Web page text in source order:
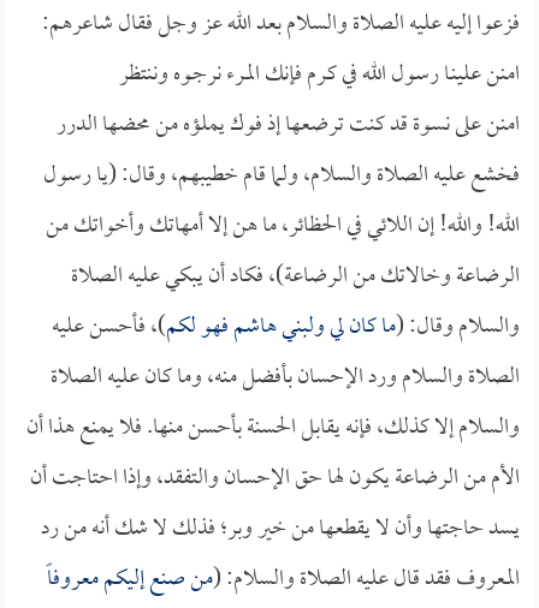
فزعوا إليه عليه الصلاة والسلام بعد الله عز وجل فقال شاعرهم:
امنن علينـا رسول الله في كـرم فإنك المـرء نرجـوه وننتظر
امنن على نسوة قد كنت ترضعها إذ فوك يملؤه من محضها الدرر
فخشع عليه الصلاة والسلام، ولما قام خطيبهم، وقال: (يا رسول
الله! والله! إن اللائي في الحظائر، ما هن إلا أمهاتك وأخواتك من
الرضاعة وخالاتك من الرضاعة)، فكاد أن يبكي عليه الصلاة
والسلام وقال: (ما كان لي ولبني هاشم فهو لكم)، فأحسن عليه
الصلاة والسلام ورد الإحسان بأفضل منه، وما كان عليه الصلاة
والسلام إلا كذلك، فإنه يقابل الحسنة بأحسن منها. فلا يمنع هذا أن
الأم من الرضاعة يكون لها حق الإحسان والتفقد، وإذا احتاجت أن
يسد حاجتها وأن لا يقطعها من خير وبر؛ فذلك لا شك أنه من رد
المعروف فقد قال عليه الصلاة والسلام: (من صنع إليكم معروفاً